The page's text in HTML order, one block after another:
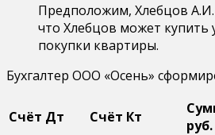
Предположим, Хлебцов
что Хлебцов может купить
покупки квартиры.
Бухгалтер ООО «Осень»
Счёт Дт Счёт Кт
руб.